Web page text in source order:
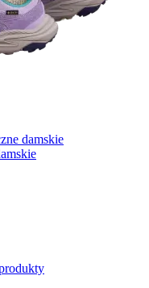
damskie